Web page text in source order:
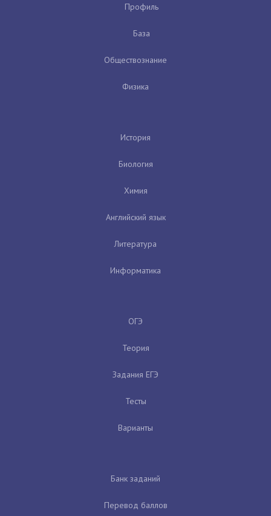
Профиль
База
Обществознание
Физика
История
Биология
Химия
Английский язык
Литература
Информатика
ОГЭ
Теория
Задания ЕГЭ
Тесты
Варианты
Банк заданий
Перевод баллов